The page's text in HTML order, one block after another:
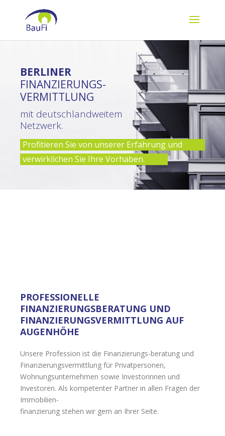
BERLINER
FINANZIERUNGS-
VERMITTLUNG
mit deutschlandweitem
Netzwerk.
Profitieren Sie von unserer Erfahrung und
verwirklichen Sie Ihre Vorhaben.
PROFESSIONELLE
FINANZIERUNGSBERATUNG UND
FINANZIERUNGSVERMITTLUNG AUF
AUGENHÖHE
Unsere Profession ist die Finanzierungs-beratung und
Finanzierungsvermittlung für Privatpersonen,
Wohnungsunternehmen sowie Investorinnen und
Investoren. Als kompetenter Partner in allen Fragen der
Immobilien-
finanzierung stehen wir gern an Ihrer Seite.